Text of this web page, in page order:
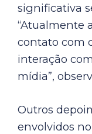
significativa
“Atualmente
contato com
interação
mídia”,
Outros
envolvidos